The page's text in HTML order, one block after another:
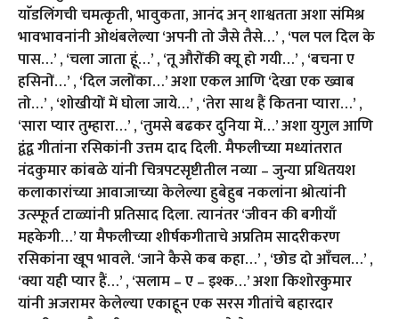
याॅडलिंगची चमत्कृती, भावुकता, आनंद अन् शाश्वतता अशा संमिश्र
भावभावनांनी ओथंबलेल्या ‘अपनी तो जैसे तैसे…’ , ‘पल पल दिल के
पास…’ , ‘चला जाता हूं…’ , ‘तू औरोंकी क्यू हो गयी…’ , ‘बचना ए
हसिनों…’ , ‘दिल जलोंका…’ अशा एकल आणि ‘देखा एक ख्वाब
तो…’ , ‘शोखीयों में घोला जाये…’ , ‘तेरा साथ हैं कितना प्यारा…’ ,
‘सारा प्यार तुम्हारा…’ , ‘तुमसे बढकर दुनिया में…’ अशा युगुल आणि
द्वंद्व गीतांना रसिकांनी उत्तम दाद दिली. मैफलीच्या मध्यांतरात
नंदकुमार कांबळे यांनी चित्रपटसृष्टीतील नव्या – जुन्या प्रथितयश
कलाकारांच्या आवाजाच्या केलेल्या हुबेहुब नकलांना श्रोत्यांनी
उत्स्फूर्त टाळ्यांनी प्रतिसाद दिला. त्यानंतर ‘जीवन की बगीयाँ
महकेगी…’ या मैफलीच्या शीर्षकगीताचे अप्रतिम सादरीकरण
रसिकांना खूप भावले. ‘जाने कैसे कब कहा…’ , ‘छोड दो आँचल…’ ,
‘क्या यही प्यार हैं…’ , ‘सलाम – ए – इश्क…’ अशा किशोरकुमार
यांनी अजरामर केलेल्या एकाहून एक सरस गीतांचे बहारदार